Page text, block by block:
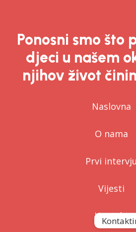
Ponosni smo što
djeci u našem
njihov život
Naslovna
O nama
Prvi intervju
Vijesti
Kontakt